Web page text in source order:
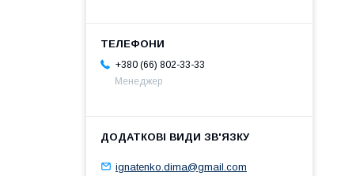
+380 (66) 802-33-33
Менеджер
ignatenko.dima@gmail.com